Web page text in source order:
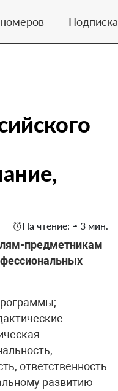
Подписка
На чтение: ≈ 3 мин.
предметникам
ответственность
развитию